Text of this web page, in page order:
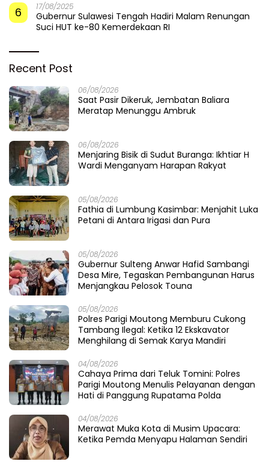
6 17/08/2025
Gubernur Sulawesi Tengah Hadiri Malam Renungan
Suci HUT ke-80 Kemerdekaan RI
Recent Post
06/08/2026
Saat Pasir Dikeruk, Jembatan Baliara
Meratap Menunggu Ambruk
06/08/2026
Menjaring Bisik di Sudut Buranga: Ikhtiar H
Wardi Menganyam Harapan Rakyat
05/08/2026
Fathia di Lumbung Kasimbar: Menjahit Luka
Petani di Antara Irigasi dan Pura
05/08/2026
Gubernur Sulteng Anwar Hafid Sambangi
Desa Mire, Tegaskan Pembangunan Harus
Menjangkau Pelosok Touna
05/08/2026
Polres Parigi Moutong Memburu Cukong
Tambang Ilegal: Ketika 12 Ekskavator
Menghilang di Semak Karya Mandiri
04/08/2026
Cahaya Prima dari Teluk Tomini: Polres
Parigi Moutong Menulis Pelayanan dengan
Hati di Panggung Rupatama Polda
04/08/2026
Merawat Muka Kota di Musim Upacara:
Ketika Pemda Menyapu Halaman Sendiri